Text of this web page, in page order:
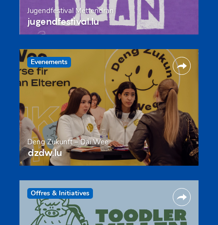
Jugendfestival Mëttendran
jugendfestival.lu
Evenements
Deng Zukunft – Däi Wee
dzdw.lu
Offres & Initiatives